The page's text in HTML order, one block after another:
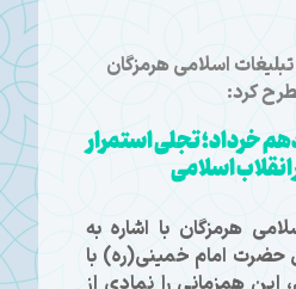
اسلامی هرمزگان
کرد:
خرداد؛ تجلی استمرار
اسلامی
هرمزگان با اشاره به
حضرت امام خمینی(ره) با